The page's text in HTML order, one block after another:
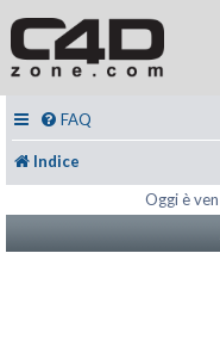
FAQ
Indice
Oggi è